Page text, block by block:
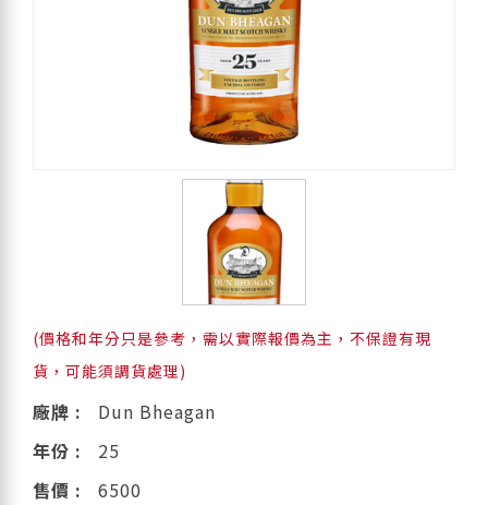
(價格和年分只是參考，需以實際報價為主，不保證有現
貨，可能須調貨處理)
廠牌 :
Dun Bheagan
年份 :
25
售價 :
6500